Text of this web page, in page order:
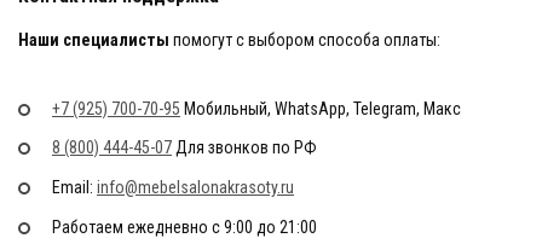
Наши специалисты помогут с выбором способа оплаты:
+7 (925) 700-70-95 Мобильный, WhatsApp, Telegram, Макс
8 (800) 444-45-07Для звонков по РФ
Email: info@mebelsalonakrasoty.ru
Работаем ежедневно с 9:00 до 21:00